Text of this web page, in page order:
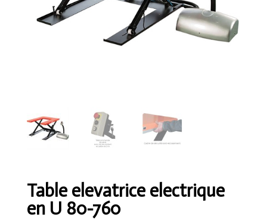
Table elevatrice electrique
en U 80-760